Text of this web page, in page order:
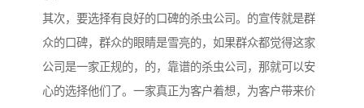
其次，要选择有良好的口碑的杀虫公司。的宣传就是群
众的口碑，群众的眼睛是雪亮的，如果群众都觉得这家
公司是一家正规的，的，靠谱的杀虫公司，那就可以安
心的选择他们了。一家真正为客户着想，为客户带来价